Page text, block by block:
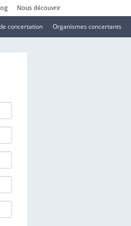
Nous découvrir
concertation
Organismes concertants